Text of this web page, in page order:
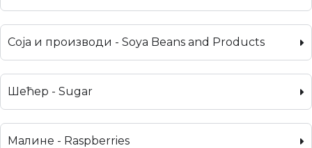
Соја и производи - Soya Beans and Products
Шећер - Sugar
Малине - Raspberries